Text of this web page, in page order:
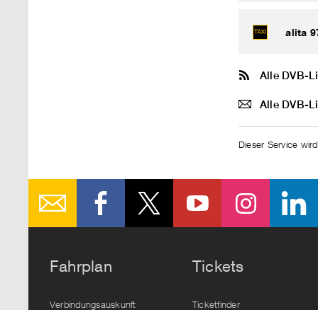
alita
Alle DVB-
Alle DVB-
Dieser Service
Fahrplan
Verbindungsauskunft
Tickets
Ticketfinder